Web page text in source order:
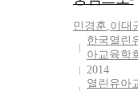
민경훈,이대
한국열린
아교육학
2014
열린유아